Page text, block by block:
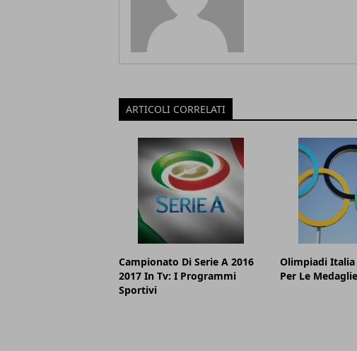
ARTICOLI CORRELATI
Campionato Di Serie A 2016
2017 In Tv: I Programmi
Sportivi
Olimpiadi Italia
Per Le Medaglie